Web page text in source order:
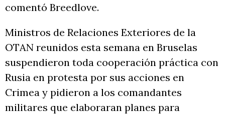
comentó Breedlove.
Ministros de Relaciones Exteriores de la
OTAN reunidos esta semana en Bruselas
suspendieron toda cooperación práctica con
Rusia en protesta por sus acciones en
Crimea y pidieron a los comandantes
militares que elaboraran planes para